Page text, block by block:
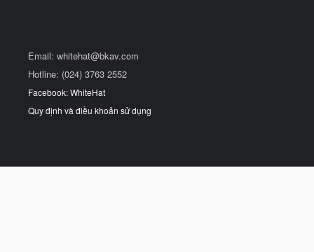
Email: whitehat@bkav.com
Hotline: (024) 3763 2552
Facebook: WhiteHat
Quy định và điều khoản sử dụng